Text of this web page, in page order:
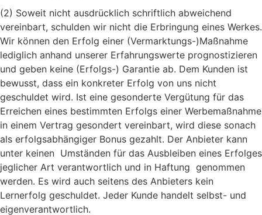
(2) Soweit nicht ausdrücklich schriftlich abweichend
vereinbart, schulden wir nicht die Erbringung eines Werkes.
Wir können den Erfolg einer (Vermarktungs-)Maßnahme
lediglich anhand unserer Erfahrungswerte prognostizieren
und geben keine (Erfolgs-) Garantie ab. Dem Kunden ist
bewusst, dass ein konkreter Erfolg von uns nicht
geschuldet wird. Ist eine gesonderte Vergütung für das
Erreichen eines bestimmten Erfolgs einer Werbemaßnahme
in einem Vertrag gesondert vereinbart, wird diese sonach
als erfolgsabhängiger Bonus gezahlt. Der Anbieter kann
unter keinen Umständen für das Ausbleiben eines Erfolges
jeglicher Art verantwortlich und in Haftung genommen
werden. Es wird auch seitens des Anbieters kein
Lernerfolg geschuldet. Jeder Kunde handelt selbst- und
eigenverantwortlich.